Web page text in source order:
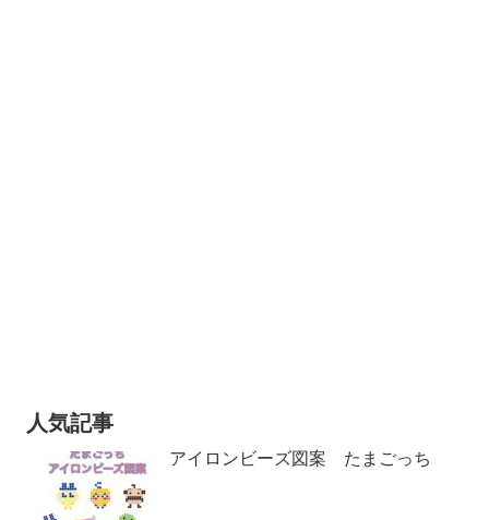
人気記事
アイロンビーズ図案 たまごっち